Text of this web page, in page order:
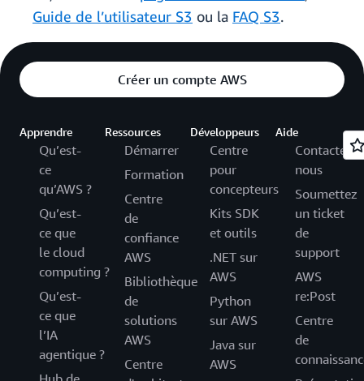
Guide de l’utilisateur S3 ou la FAQ S3.
Créer un compte AWS
Apprendre
Qu’est-
ce
qu’AWS ?
Qu’est-
ce que
le cloud
computing ?
Qu’est-
ce que
l’IA
agentique ?
Ressources
Démarrer
Formation
Centre
de
confiance
AWS
Bibliothèque
de
solutions
AWS
Centre
Développeurs
Centre
pour
concepteurs
Kits SDK
et outils
.NET sur
AWS
Python
sur AWS
Java sur
AWS
Aide
Contactez-
nous
Soumettez
un ticket
de
support
AWS
re:Post
Centre
de